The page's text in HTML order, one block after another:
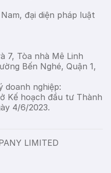
đại diện pháp luật
7, Tòa nhà Mê Linh
Bến Nghé, Quận 1,
doanh nghiệp:
Kế hoạch đầu tư Thành
4/6/2023.
LIMITED